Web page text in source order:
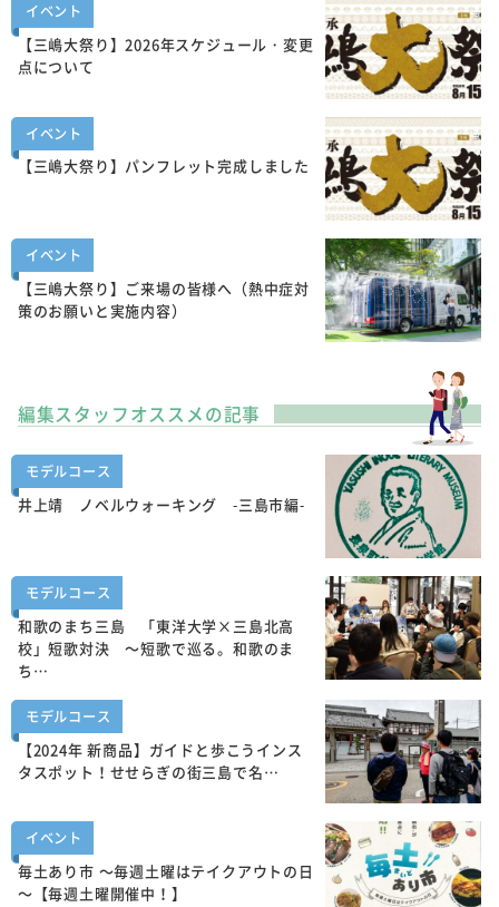
イベント
【三嶋大祭り】2026年スケジュール・変更
点について
イベント
【三嶋大祭り】パンフレット完成しました
イベント
【三嶋大祭り】ご来場の皆様へ（熱中症対
策のお願いと実施内容）
編集スタッフオススメの記事
モデルコース
井上靖 ノベルウォーキング -三島市編-
モデルコース
和歌のまち三島 「東洋大学×三島北高
校」短歌対決 ～短歌で巡る。和歌のま
ち…
モデルコース
【2024年 新商品】ガイドと歩こうインス
タスポット！せせらぎの街三島で名…
イベント
毎土あり市 ～毎週土曜はテイクアウトの日
～【毎週土曜開催中！】